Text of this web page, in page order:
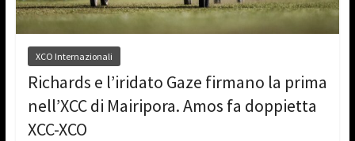
XCO Internazionali
Richards e l’iridato Gaze firmano la prima
nell’XCC di Mairipora. Amos fa doppietta
XCC-XCO